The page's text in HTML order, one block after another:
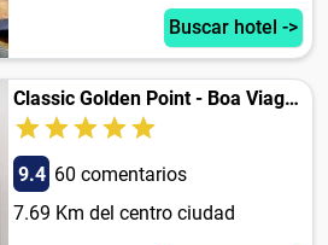
Buscar hotel ->
Classic Golden Point - Boa Viagem
9.4 60 comentarios
7.69 Km del centro ciudad